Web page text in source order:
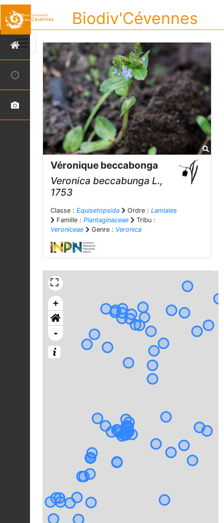
Biodiv'Cévennes
Véronique beccabonga
Veronica beccabunga L.,
1753
Classe : Equisetopsida Ordre : Lamiales
Famille : Plantaginaceae
Tribu :
Veroniceae
Genre : Veronica
+
-